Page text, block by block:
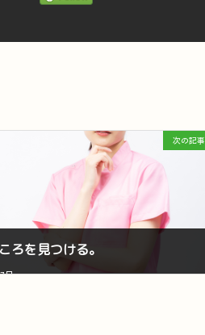
次の記事
ろを見つける。
日